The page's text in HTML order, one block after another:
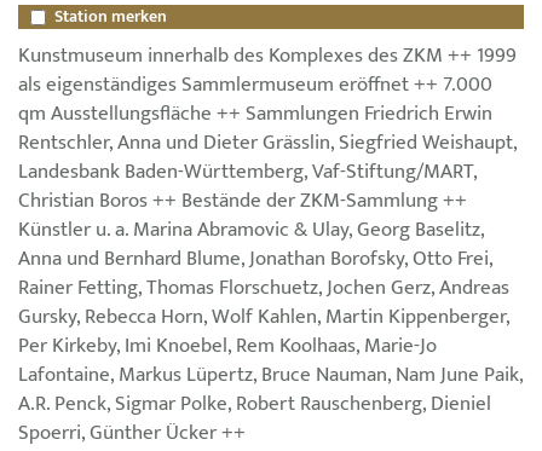
Station merken
Kunstmuseum innerhalb des Komplexes des ZKM ++ 1999
als eigenständiges Sammlermuseum eröffnet ++ 7.000
qm Ausstellungsfläche ++ Sammlungen Friedrich Erwin
Rentschler, Anna und Dieter Grässlin, Siegfried Weishaupt,
Landesbank Baden-Württemberg, Vaf-Stiftung/MART,
Christian Boros ++ Bestände der ZKM-Sammlung ++
Künstler u. a. Marina Abramovic & Ulay, Georg Baselitz,
Anna und Bernhard Blume, Jonathan Borofsky, Otto Frei,
Rainer Fetting, Thomas Florschuetz, Jochen Gerz, Andreas
Gursky, Rebecca Horn, Wolf Kahlen, Martin Kippenberger,
Per Kirkeby, Imi Knoebel, Rem Koolhaas, Marie-Jo
Lafontaine, Markus Lüpertz, Bruce Nauman, Nam June Paik,
A.R. Penck, Sigmar Polke, Robert Rauschenberg, Dieniel
Spoerri, Günther Ücker ++